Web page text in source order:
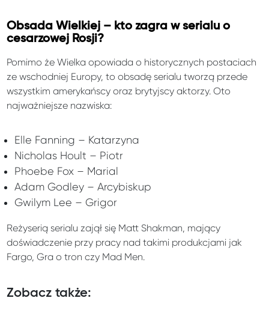
Obsada Wielkiej – kto zagra w serialu o
cesarzowej Rosji?
Pomimo że Wielka opowiada o historycznych postaciach
ze wschodniej Europy, to obsadę serialu tworzą przede
wszystkim amerykańscy oraz brytyjscy aktorzy. Oto
najważniejsze nazwiska:
Elle Fanning – Katarzyna
Nicholas Hoult – Piotr
Phoebe Fox – Marial
Adam Godley – Arcybiskup
Gwilym Lee – Grigor
Reżyserią serialu zajął się Matt Shakman, mający
doświadczenie przy pracy nad takimi produkcjami jak
Fargo, Gra o tron czy Mad Men.
Zobacz także: